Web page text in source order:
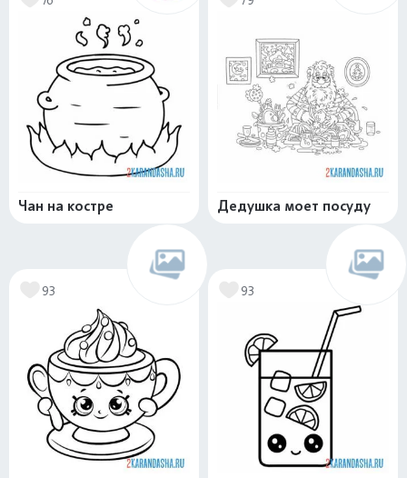
Чан на костре Дедушка моет посуду
93 93